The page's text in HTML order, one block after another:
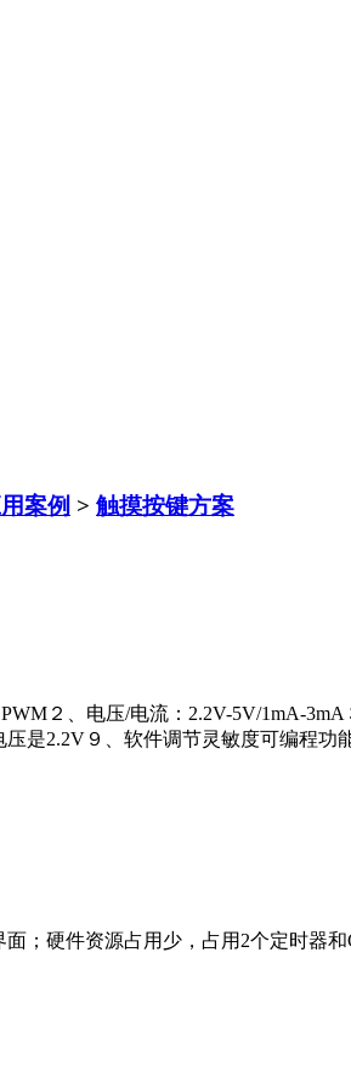
案例 > 触摸按键方案
２、电压/电流：2.2V-5V/1mA-
是2.2V９、软件调节灵敏度可编程
；硬件资源占用少，占用2个定时器